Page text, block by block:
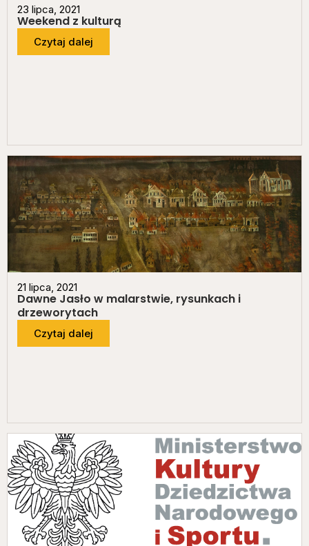
23 lipca, 2021
Weekend z kulturą
Czytaj dalej
21 lipca, 2021
Dawne Jasło w malarstwie, rysunkach i
drzeworytach
Czytaj dalej